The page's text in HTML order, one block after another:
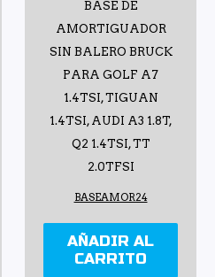
BASE DE
AMORTIGUADOR
SIN BALERO BRUCK
PARA GOLF A7
1.4TSI, TIGUAN
1.4TSI, AUDI A3 1.8T,
Q2 1.4TSI, TT
2.0TFSI
BASEAMOR24
AÑADIR AL
CARRITO